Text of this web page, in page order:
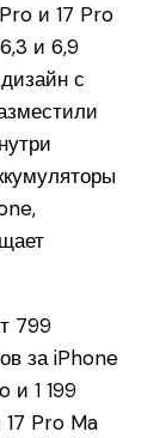
и 17 Pro
и 6,9
с
799
за iPhone
и 1 199
Pro Ma